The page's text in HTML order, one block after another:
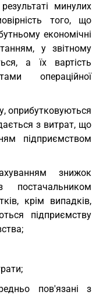
минулих
того, що
економічні
у звітному
а їх вартість
операційної
оприбутковуються
з витрат, що
підприємством
знижок
крім випадків,
підприємству
пов'язані з